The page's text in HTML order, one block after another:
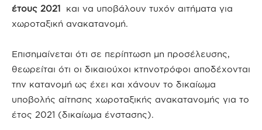
έτους 2021 και να υποβάλουν τυχόν αιτήματα για
χωροταξική ανακατανομή.
Επισημαίνεται ότι σε περίπτωση μη προσέλευσης,
θεωρείται ότι οι δικαιούχοι κτηνοτρόφοι αποδέχονται
την κατανομή ως έχει και χάνουν το δικαίωμα
υποβολής αίτησης χωροταξικής ανακατανομής για το
έτος 2021 (δικαίωμα ένστασης).